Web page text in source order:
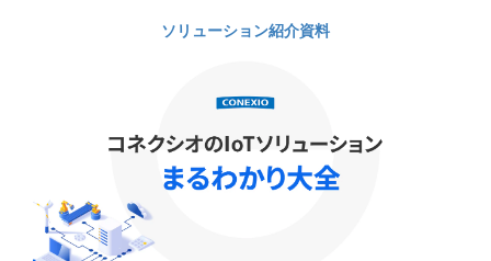
ソリューション紹介資料